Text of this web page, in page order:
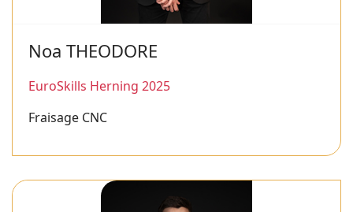
Noa THEODORE
EuroSkills Herning 2025
Fraisage CNC